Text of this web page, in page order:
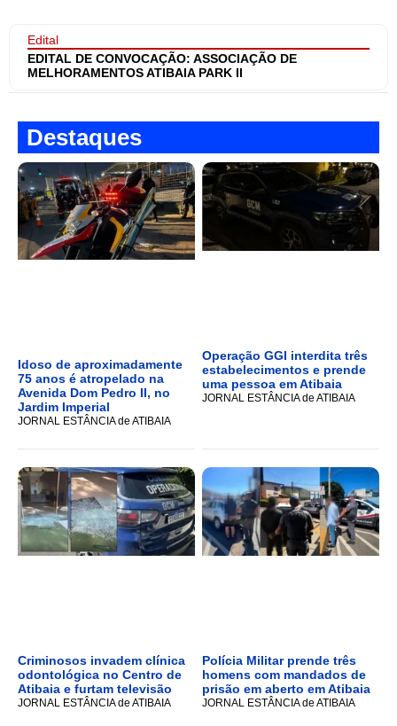
Edital
EDITAL DE CONVOCAÇÃO: ASSOCIAÇÃO DE
MELHORAMENTOS ATIBAIA PARK II
Destaques
Idoso de aproximadamente
75 anos é atropelado na
Avenida Dom Pedro II, no
Jardim Imperial
JORNAL ESTÂNCIA de ATIBAIA
Operação GGI interdita três
estabelecimentos e prende
uma pessoa em Atibaia
JORNAL ESTÂNCIA de ATIBAIA
Criminosos invadem clínica
odontológica no Centro de
Atibaia e furtam televisão
JORNAL ESTÂNCIA de ATIBAIA
Polícia Militar prende três
homens com mandados de
prisão em aberto em Atibaia
JORNAL ESTÂNCIA de ATIBAIA